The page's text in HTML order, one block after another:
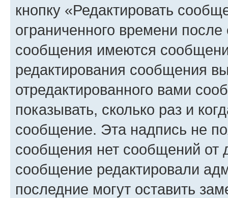
кнопку «Редактировать
ограниченного времени
сообщения имеются
редактирования сообщения
отредактированного вами
показывать, сколько раз и
сообщение. Эта надпись не
сообщения нет сообщений от
сообщение редактировали
последние могут оставить